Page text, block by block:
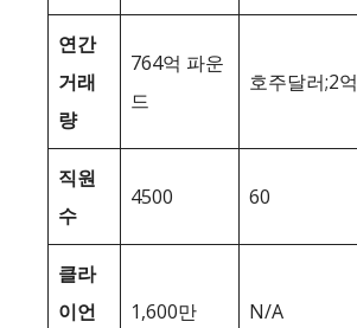
연간
거래
량
764억 파운
드
호주달러;2억
직원
수
4500 60
클라
이언
1,600만 N/A